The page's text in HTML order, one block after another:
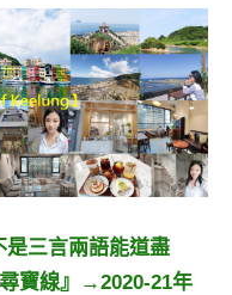
三言兩語能道盡
寶線』→2020-21年